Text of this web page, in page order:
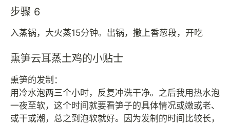
步骤 6
入蒸锅，大火蒸15分钟。出锅，撒上香葱段，开吃
熏笋云耳蒸土鸡的小贴士
熏笋的发制：
用冷水泡两三个小时，反复冲洗干净。之后我用热水泡
一夜至软，这个时间就要看笋子的具体情况或嫩或老、
或干或潮，总之到泡软就好。因为发制的时间比较长，